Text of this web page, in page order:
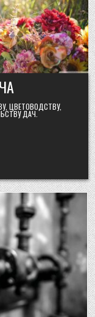
ЦВЕТОВОДСТВУ,
ДАЧ.